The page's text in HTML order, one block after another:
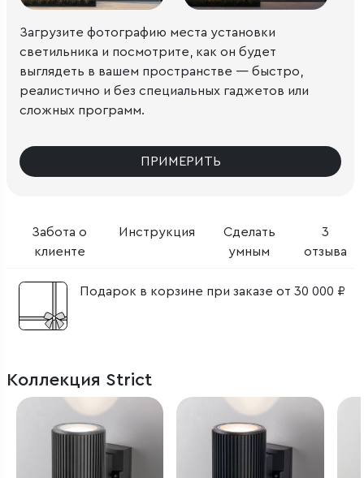
Забота о
клиенте
Инструкция
Сделать
умным
3
отзыва
Подарок в корзине при заказе от 30 000 ₽
Загрузите фотографию места установки
светильника и посмотрите, как он будет
выглядеть в вашем пространстве — быстро,
реалистично и без специальных гаджетов или
сложных программ.
ПРИМЕРИТЬ
Коллекция Strict